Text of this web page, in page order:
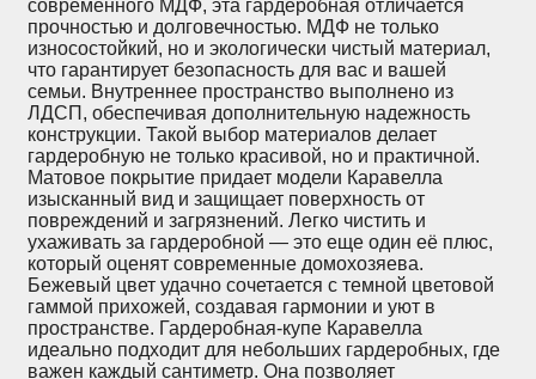
современного МДФ, эта гардеробная отличается
прочностью и долговечностью. МДФ не только
износостойкий, но и экологически чистый материал,
что гарантирует безопасность для вас и вашей
семьи. Внутреннее пространство выполнено из
ЛДСП, обеспечивая дополнительную надежность
конструкции. Такой выбор материалов делает
гардеробную не только красивой, но и практичной.
Матовое покрытие придает модели Каравелла
изысканный вид и защищает поверхность от
повреждений и загрязнений. Легко чистить и
ухаживать за гардеробной — это еще один её плюс,
который оценят современные домохозяева.
Бежевый цвет удачно сочетается с темной цветовой
гаммой прихожей, создавая гармонии и уют в
пространстве. Гардеробная-купе Каравелла
идеально подходит для небольших гардеробных, где
важен каждый сантиметр. Она позволяет